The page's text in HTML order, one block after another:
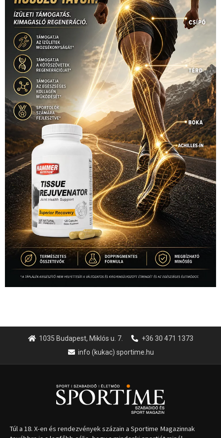
1035 Budapest, Miklós u. 7.
+36 30 471 1373
info (kukac) sportime.hu
Túl a 18. X-en és rendezvények százain a Sportime Magazinnak